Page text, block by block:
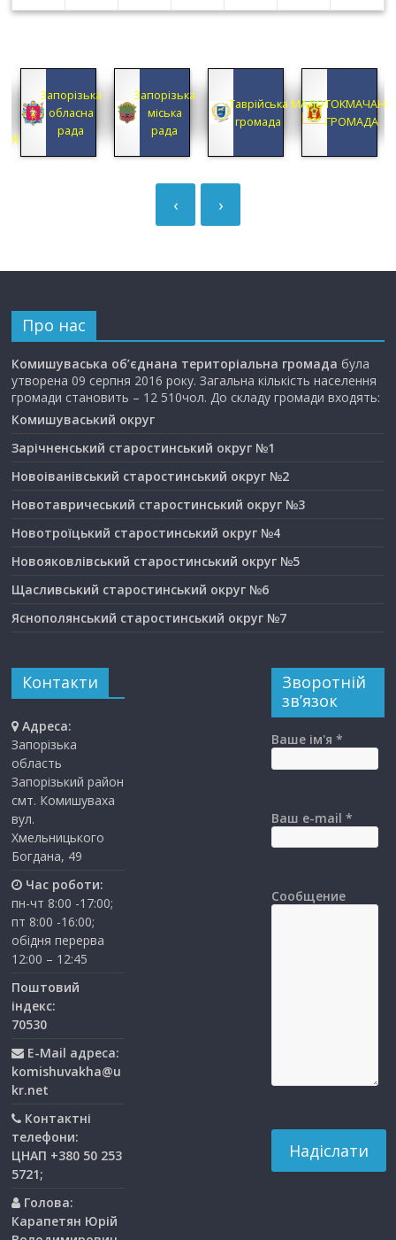
Запорізька
обласна
рада
Запорізька
міська
рада
Таврійська
громада
ГРОМАДА
›
‹
Про нас
Комишуваська об’єднана територіальна громада була
утворена 09 серпня 2016 року. Загальна кількість населення
громади становить – 12 510чол. До складу громади входять:
Комишуваський округ
Зарічненський старостинський округ №1
Новоіванівський старостинський округ №2
Новотавричеський старостинський округ №3
Новотроїцький старостинський округ №4
Новояковлівський старостинський округ №5
Щасливський старостинський округ №6
Яснополянський старостинський округ №7
Контакти
Адреса:
Запорізька
область
Запорізький район
смт. Комишуваха
вул.
Хмельницького
Богдана, 49
Час роботи:
пн-чт 8:00 -17:00;
пт 8:00 -16:00;
обідня перерва
12:00 – 12:45
Поштовий
індекс:
70530
E-Mail адреса:
komishuvakha@u
kr.net
Контактні
телефони:
ЦНАП +380 50 253
5721;
Голова:
Карапетян Юрій
Зворотній
зв’язок
Ваше ім'я *
Ваш e-mail *
Сообщение